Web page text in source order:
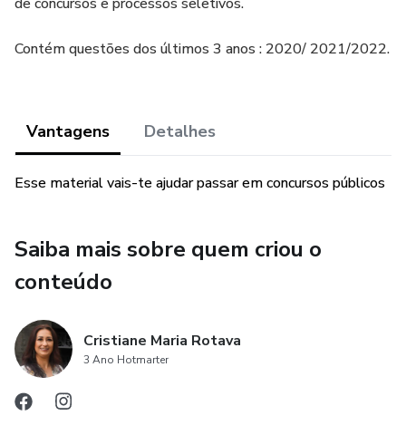
Contém questões dos últimos 3 anos : 2020/ 2021/2022.
Vantagens Detalhes
Esse material vais-te ajudar passar em concursos públicos
Saiba mais sobre quem criou o
conteúdo
Cristiane Maria Rotava
3 Ano Hotmarter